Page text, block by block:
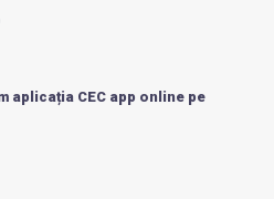
aplicația CEC app online pe